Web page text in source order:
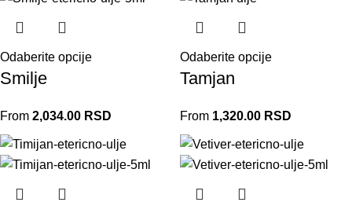
Odaberite opcije
Smilje
From 2,034.00 RSD
Odaberite opcije
Tamjan
From 1,320.00 RSD